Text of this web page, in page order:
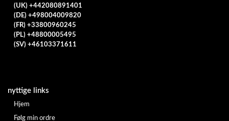
(UK) +442080891401
(DE) +498004009820
(FR) +33800960245
(PL) +48800005495
(SV) +46103371611
nyttige links
Hjem
Følg min ordre